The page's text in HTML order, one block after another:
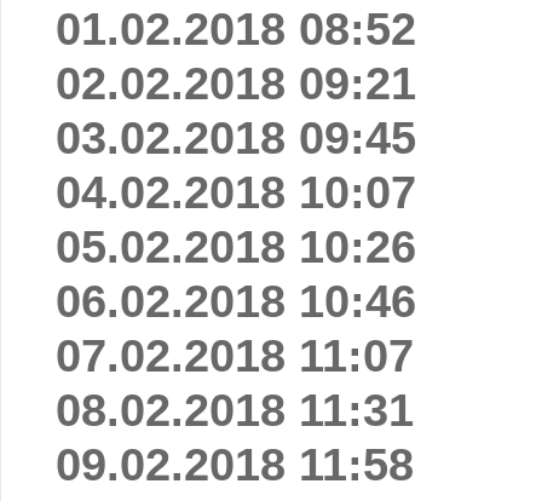
01.02.2018 08:52
02.02.2018 09:21
03.02.2018 09:45
04.02.2018 10:07
05.02.2018 10:26
06.02.2018 10:46
07.02.2018 11:07
08.02.2018 11:31
09.02.2018 11:58